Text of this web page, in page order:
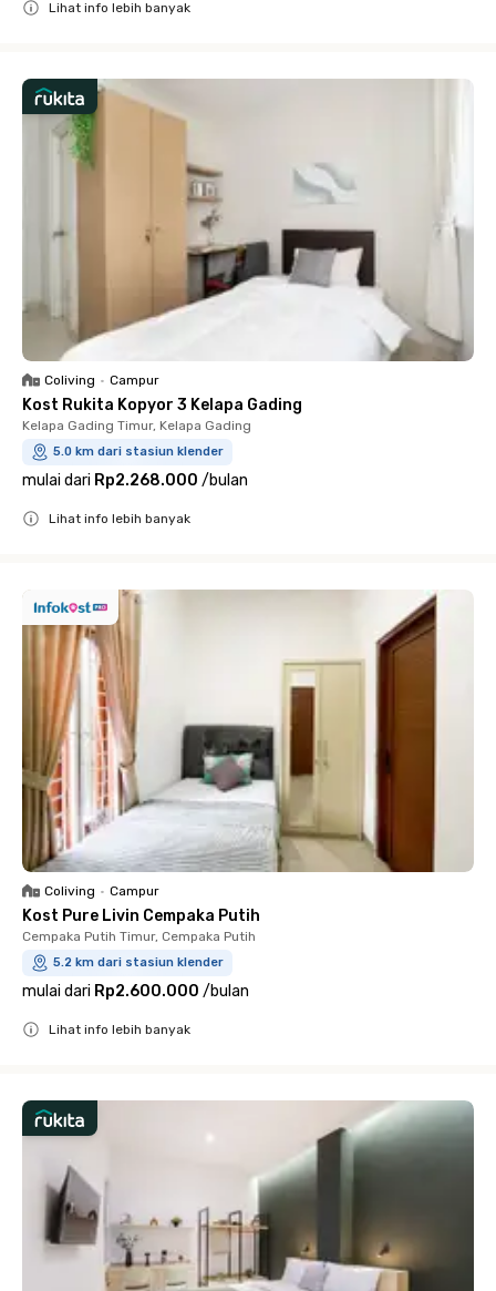
Lihat info lebih banyak
Coliving • Campur
Kost Rukita Kopyor 3 Kelapa Gading
Kelapa Gading Timur, Kelapa Gading
5.0 km dari stasiun klender
mulai dari Rp2.268.000 /bulan
Lihat info lebih banyak
Coliving • Campur
Kost Pure Livin Cempaka Putih
Cempaka Putih Timur, Cempaka Putih
5.2 km dari stasiun klender
mulai dari Rp2.600.000 /bulan
Lihat info lebih banyak